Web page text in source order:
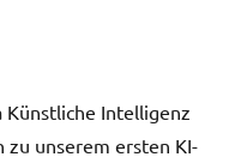
Künstliche Intelligenz
zu unserem ersten KI-